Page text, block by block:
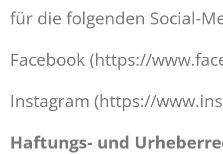
für die folgenden Social-
Facebook (https://
Instagram (https://
Haftungs- und